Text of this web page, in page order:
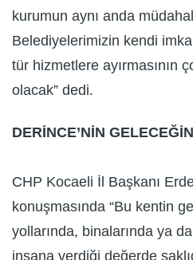
kurumun aynı anda
Belediyelerimizin kendi
tür hizmetlere ayırmasının
olacak” dedi.
DERİNCE’NİN
CHP Kocaeli İl Başkanı
konuşmasında “Bu kentin
yollarında, binalarında ya
insana verdiği değerde